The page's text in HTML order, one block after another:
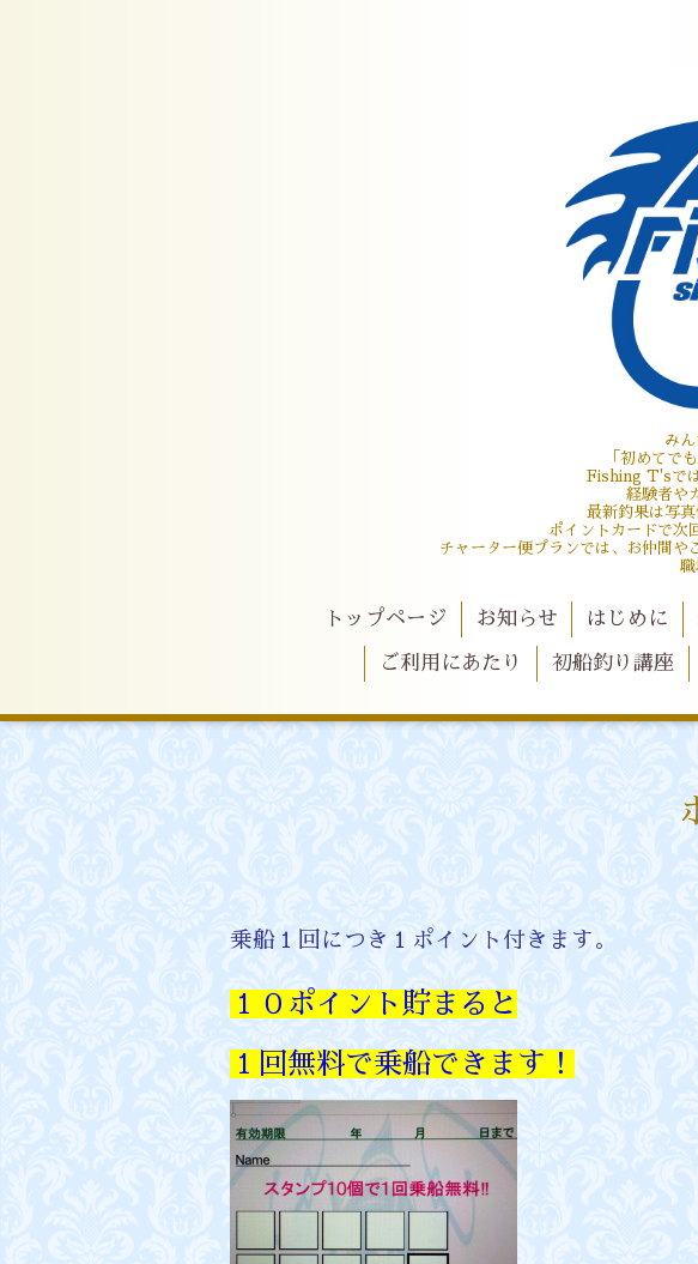
み
「初めてで
Fishing T'sで
経験者や
最新釣果は写
ポイントカードで次
チャーター便プランでは、お仲間や
職
トップページ お知らせ はじめに
ご利用にあたり 初船釣り講座
乗船１回につき１ポイント付きます。
１０ポイント貯まると
１回無料で乗船できます！